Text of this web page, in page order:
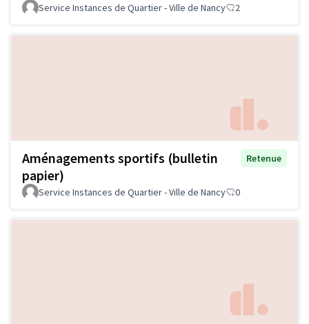
Service Instances de Quartier - Ville de Nancy 2
Aménagements sportifs (bulletin
papier)
Retenue
Service Instances de Quartier - Ville de Nancy 0